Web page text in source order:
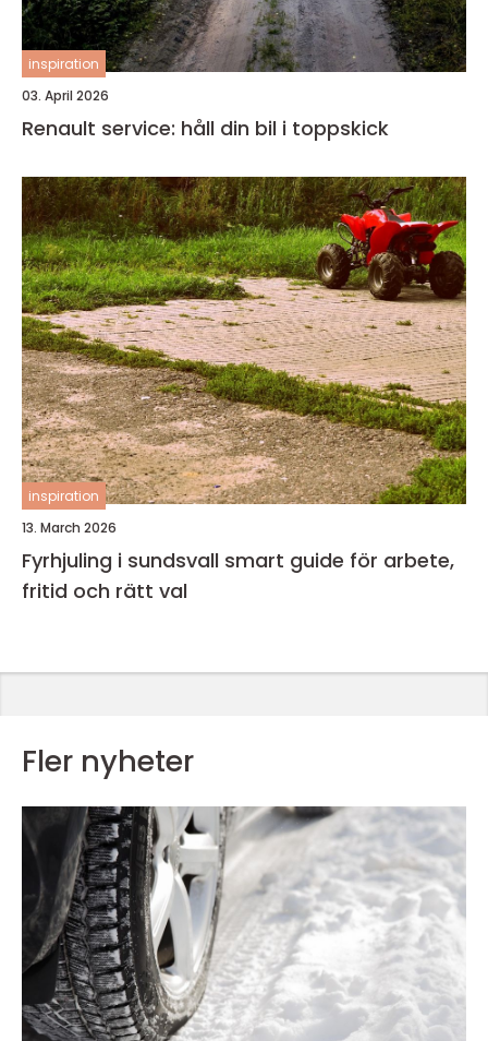
inspiration
03. April 2026
Renault service: håll din bil i toppskick
inspiration
13. March 2026
Fyrhjuling i sundsvall smart guide för arbete,
fritid och rätt val
Fler nyheter